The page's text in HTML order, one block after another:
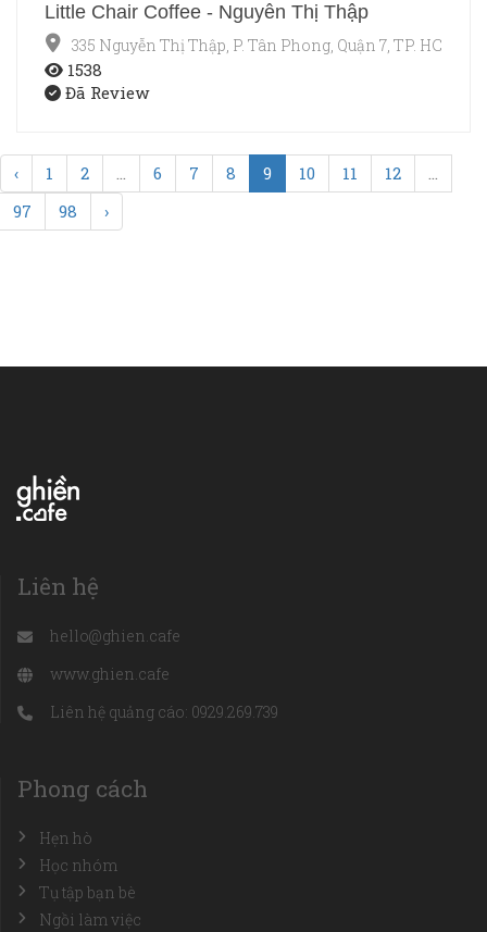
Little Chair Coffee - Nguyễn Thị Thập
335 Nguyễn Thị Thập, P. Tân Phong, Quận 7, TP. HCM
1538
Đã Review
‹ 1 2 ... 6 7 8 9 10 11 12
...
97
98 ›
Liên hệ
hello@ghien.cafe
www.ghien.cafe
Liên hệ quảng cáo: 0929.269.739
Phong cách
Hẹn hò
Học nhóm
Tụ tập bạn bè
Ngồi làm việc